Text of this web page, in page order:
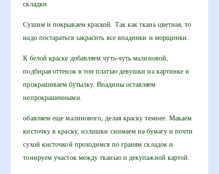
складки
Сушим и покрываем краской. Так как ткань цветная, то
надо постараться закрасить все впадинки и морщинки.
К белой краске добавляем чуть-чуть малиновой,
подбирая оттенок в тон платью девушки на картинке и
прокрашиваем бутылку. Впадины оставляем
непрокрашенными.
обавляем еще малинового, делая краску темнее. Макаем
кисточку в краску, излишки снимаем на бумагу и почти
сухой кисточкой проходимся по граням складок и
тонируем участок между тканью и декупажной картой.